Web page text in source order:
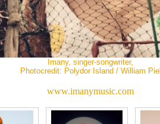
Imany, singer-songwriter,
Photocredit: Polydor Island / William Piel
www.imanymusic.com